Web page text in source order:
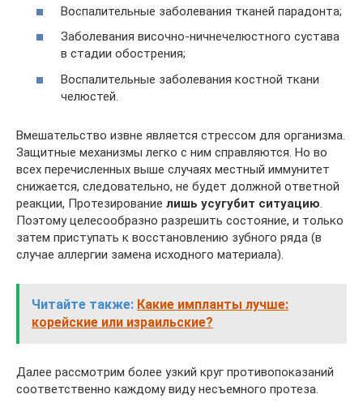
Воспалительные заболевания тканей парадонта;
Заболевания височно-ничнечелюстного сустава
в стадии обострения;
Воспалительные заболевания костной ткани
челюстей.
Вмешательство извне является стрессом для организма.
Защитные механизмы легко с ним справляются. Но во
всех перечисленных выше случаях местный иммунитет
снижается, следовательно, не будет должной ответной
реакции, Протезирование лишь усугубит ситуацию.
Поэтому целесообразно разрешить состояние, и только
затем приступать к восстановлению зубного ряда (в
случае аллергии замена исходного материала).
Читайте также: Какие импланты лучше:
корейские или израильские?
Далее рассмотрим более узкий круг противопоказаний
соответственно каждому виду несъемного протеза.